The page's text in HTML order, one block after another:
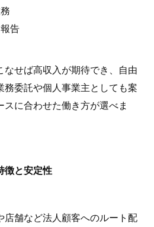
告
なせば高収入が期待でき、自由
委託や個人事業主としても案
に合わせた働き方が選べま
徴と安定性
舗など法人顧客へのルート配